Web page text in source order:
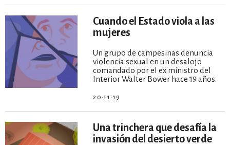
Cuando el Estado viola a las
mujeres
Un grupo de campesinas denuncia
violencia sexual en un desalojo
comandado por el ex ministro del
Interior Walter Bower hace 19 años.
20·11·19
Una trinchera que desafía la
invasión del desierto verde